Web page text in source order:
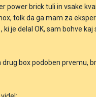
power brick tuli in vsake
tolk da ga mam za
ki je delal OK, sam bohve
drug box podoben prvemu,